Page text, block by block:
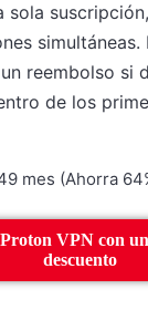
sola
simultáneas.
reembolso si
de los
mes (Ahorra
VPN con
descuento